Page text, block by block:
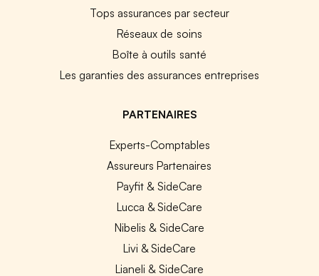
Tops assurances par secteur
Réseaux de soins
Boîte à outils santé
Les garanties des assurances entreprises
PARTENAIRES
Experts-Comptables
Assureurs Partenaires
Payfit & SideCare
Lucca & SideCare
Nibelis & SideCare
Livi & SideCare
Lianeli & SideCare